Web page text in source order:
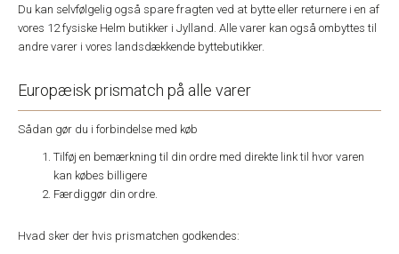
Du kan selvfølgelig også spare fragten ved at bytte eller returnere i en af
vores 12 fysiske Helm butikker i Jylland. Alle varer kan også ombyttes til
andre varer i vores landsdækkende byttebutikker.
Europæisk prismatch på alle varer
Sådan gør du i forbindelse med køb
Tilføj en bemærkning til din ordre med direkte link til hvor varen
kan købes billigere
Færdiggør din ordre.
Hvad sker der hvis prismatchen godkendes: